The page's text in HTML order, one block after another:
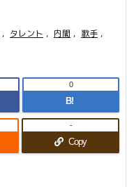
, タレント , 内閣 , 歌手 ,
B!
0
Copy
-